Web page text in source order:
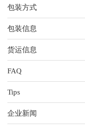
包装方式
包装信息
货运信息
FAQ
Tips
企业新闻